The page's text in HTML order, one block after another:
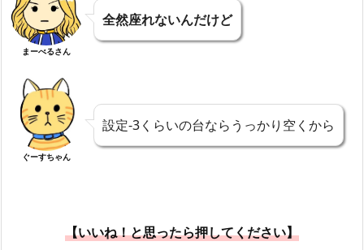
まーべるさん
全然座れないんだけど
ぐーすちゃん
設定-3くらいの台ならうっかり空くから
【いいね！と思ったら押してください】